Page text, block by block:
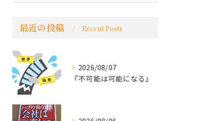
最近の投稿 Recent Posts
2026/08/07
『不可能は可能になる』